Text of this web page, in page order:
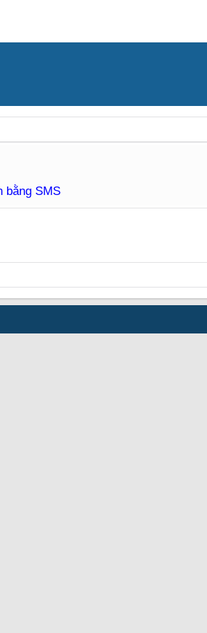
bằng SMS